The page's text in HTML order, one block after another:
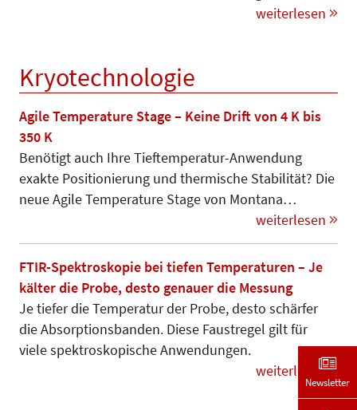
weiterlesen
Kryotechnologie
Agile Temperature Stage – Keine Drift von 4 K bis
350 K
Benötigt auch Ihre Tieftemperatur-An­wendung
exakte Positionierung und thermische Stabilität? Die
neue Agile Temperature Stage von Mon­tana…
weiterlesen
FTIR-Spektroskopie bei tiefen Temperaturen – Je
kälter die Probe, desto genauer die Messung
Je tiefer die Temperatur der Pro­be, desto schärfer
die Absorp­tions­ban­den. Diese Faustregel gilt für
viele spektroskopische Anwendungen.
weiterlesen
Newsletter